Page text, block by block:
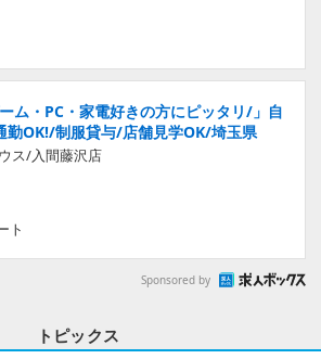
ム・PC・家電好きの方にピッタリ/」自
勤OK!/制服貸与/店舗見学OK/埼玉県
ス/入間藤沢店
ト
Sponsored by
トピックス